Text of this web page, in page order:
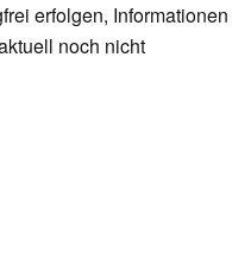
erfolgen, Informationen
noch nicht